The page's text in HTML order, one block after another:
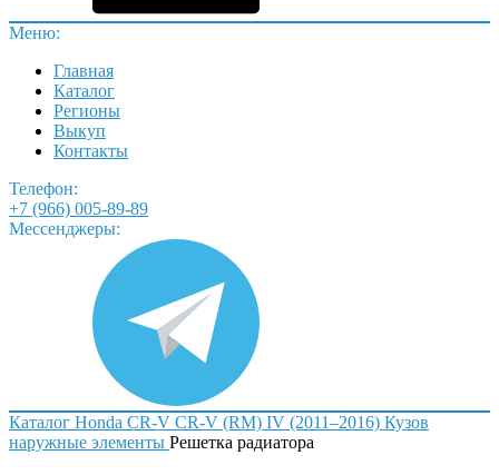
Меню:
Главная
Каталог
Регионы
Выкуп
Контакты
Телефон:
+7 (966) 005-89-89
Мессенджеры:
Каталог Honda CR-V CR-V (RM) IV (2011–2016) Кузов
наружные элементы Решетка радиатора